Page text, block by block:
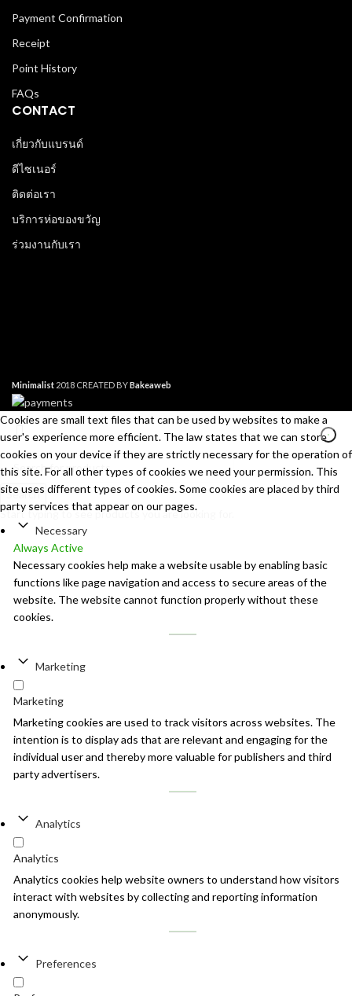
Payment Confirmation
Receipt
Point History
FAQs
CONTACT
เกี่ยวกับแบรนด์
ดีไซเนอร์
ติดต่อเรา
บริการห่อของขวัญ
ร่วมงานกับเรา
Minimalist 2018 CREATED BYBakeaweb
Search
Start typing to see products you are looking for.
Cookies are small text files that can be used by websites to make a
user's experience more efficient. The law states that we can store
cookies on your device if they are strictly necessary for the operation of
this site. For all other types of cookies we need your permission. This
site uses different types of cookies. Some cookies are placed by third
party services that appear on our pages.
Necessary
Always Active
Necessary cookies help make a website usable by enabling basic
functions like page navigation and access to secure areas of the
website. The website cannot function properly without these
cookies.
Marketing
Marketing
Marketing cookies are used to track visitors across websites. The
intention is to display ads that are relevant and engaging for the
individual user and thereby more valuable for publishers and third
party advertisers.
Analytics
Analytics
Analytics cookies help website owners to understand how visitors
interact with websites by collecting and reporting information
anonymously.
Preferences